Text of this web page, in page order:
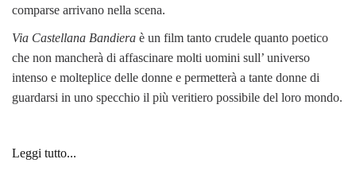
comparse arrivano nella scena.
Via Castellana Bandiera è un film tanto crudele quanto poetico
che non mancherà di affascinare molti uomini sull’ universo
intenso e molteplice delle donne e permetterà a tante donne di
guardarsi in uno specchio il più veritiero possibile del loro mondo.
Leggi tutto...